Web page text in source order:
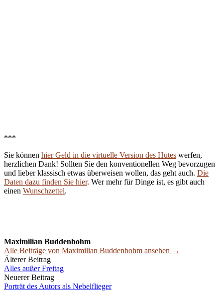
***
Sie können hier Geld in die virtuelle Version des Hutes werfen,
herzlichen Dank! Sollten Sie den konventionellen Weg bevorzugen
und lieber klassisch etwas überweisen wollen, das geht auch. Die
Daten dazu finden Sie hier. Wer mehr für Dinge ist, es gibt auch
einen Wunschzettel.
Maximilian Buddenbohm
Alle Beiträge von Maximilian Buddenbohm ansehen →
Beitrags-
Navigation
Älterer Beitrag
Alles außer Freitag
Neuerer Beitrag
Porträt des Autors als Nebelflieger